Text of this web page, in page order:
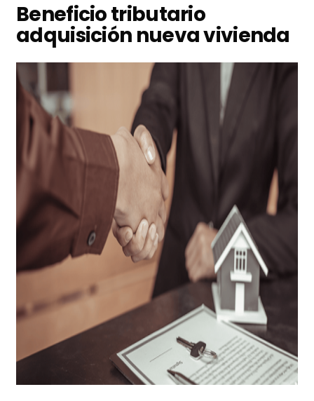
Beneficio tributario
adquisición nueva vivienda